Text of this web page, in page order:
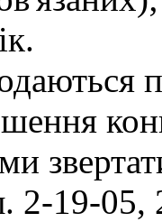
2-19-05,